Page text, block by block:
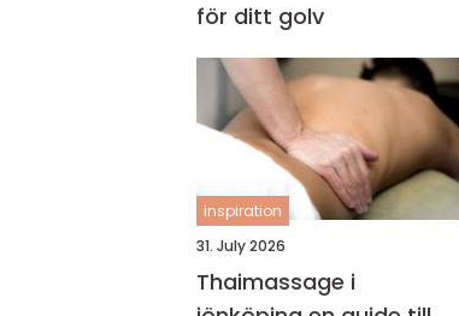
för ditt golv
inspiration
31. July 2026
Thaimassage i